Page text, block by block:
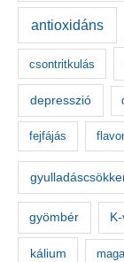
u
antioxidáns
csontritkulás
depresszió
fejfájás
gyömbér
kálium